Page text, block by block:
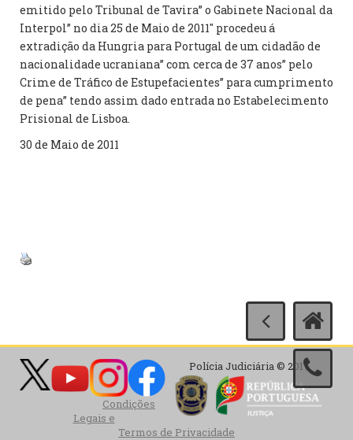
emitido pelo Tribunal de Tavira” o Gabinete Nacional da
Interpol” no dia 25 de Maio de 2011″ procedeu á
extradição da Hungria para Portugal de um cidadão de
nacionalidade ucraniana” com cerca de 37 anos” pelo
Crime de Tráfico de Estupefacientes” para cumprimento
de pena” tendo assim dado entrada no Estabelecimento
Prisional de Lisboa.
30 de Maio de 2011
Polícia Judiciária © 2017
Condições
Legais e
Termos de Privacidade